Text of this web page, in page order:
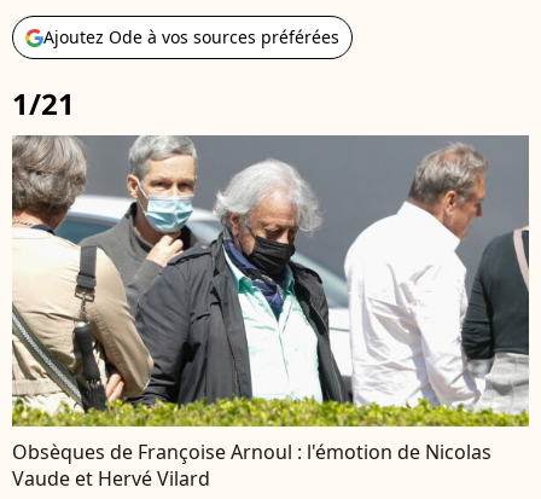
Ajoutez Ode à vos sources préférées
1/21
Obsèques de Françoise Arnoul : l'émotion de Nicolas
Vaude et Hervé Vilard